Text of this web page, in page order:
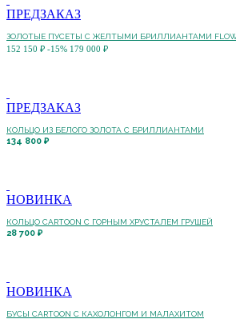
ПРЕДЗАКАЗ
ЗОЛОТЫЕ ПУСЕТЫ С ЖЕЛТЫМИ БРИЛЛИАНТАМИ
152 150 ₽ -15% 179 000 ₽
ПРЕДЗАКАЗ
КОЛЬЦО ИЗ БЕЛОГО ЗОЛОТА С БРИЛЛИАНТАМИ
134 800 ₽
НОВИНКА
КОЛЬЦО CARTOON C ГОРНЫМ ХРУСТАЛЕМ ГРУШЕЙ
28 700 ₽
НОВИНКА
БУСЫ CARTOON С КАХОЛОНГОМ И МАЛАХИТОМ